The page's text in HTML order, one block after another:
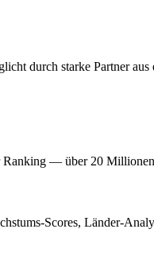
durch starke Partner
— über 20
Scores, Länder-